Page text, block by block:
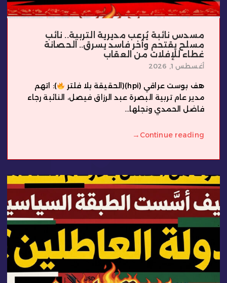
مسدس نائبة يُرعب مديرية التربية.. نائب
مسلح يقتحم وآخر فاسد يسرق.. الحصانة
غطاء للإفلات من العقاب
أغسطس 1, 2026
هف بوست عراقي (hpi)(الحقيقة بلا فلتر
): اتهم
مدير عام تربية البصرة عبد الرزاق فيصل، النائبة رجاء
فاضل الحمدي ونجلها...
Continue reading
→